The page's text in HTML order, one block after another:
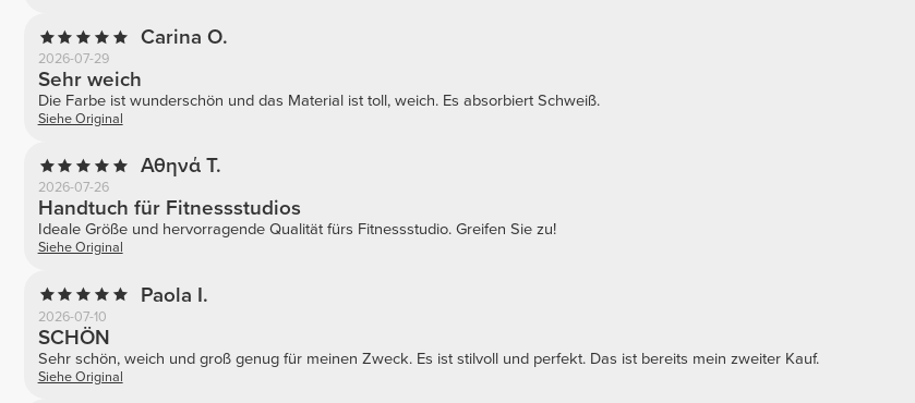
Carina O.
2026-07-29
Sehr weich
Die Farbe ist wunderschön und das Material ist toll, weich. Es absorbiert Schweiß.
Siehe Original
Αθηνά Τ.
2026-07-26
Handtuch für Fitnessstudios
Ideale Größe und hervorragende Qualität fürs Fitnessstudio. Greifen Sie zu!
Siehe Original
Paola I.
2026-07-10
SCHÖN
Sehr schön, weich und groß genug für meinen Zweck. Es ist stilvoll und perfekt. Das ist bereits mein zweiter Kauf.
Siehe Original